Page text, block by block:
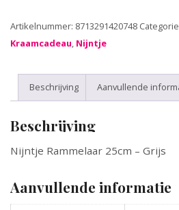
Artikelnummer: 8713291420748
Kraamcadeau, Nijntje
Beschrijving Aanvullende
Beschrijving
Nijntje Rammelaar 25cm – Grijs
Aanvullende informatie